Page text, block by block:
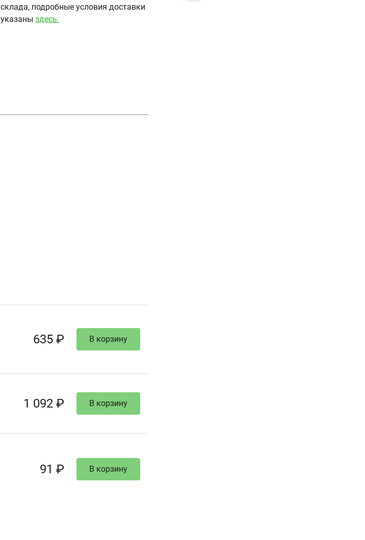
склада, подробные условия доставки
указаны здесь.
635 ₽ В корзину
1 092 ₽ В корзину
91 ₽ В корзину